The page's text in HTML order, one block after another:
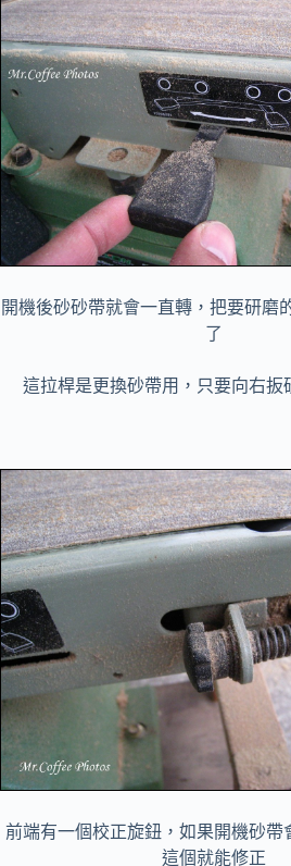
開機後砂砂帶就會一直轉，把要研磨
了
這拉桿是更換砂帶用，只要向右扳
前端有一個校正旋鈕，如果開機砂帶
這個就能修正